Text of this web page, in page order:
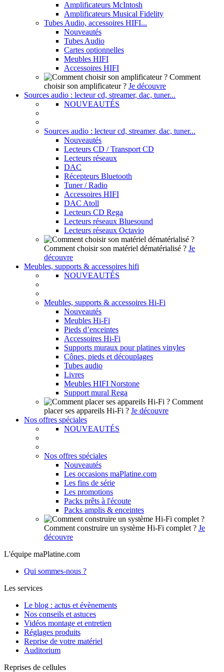
Amplificateurs McIntosh
Amplificateurs Musical Fidelity
Tubes Audio, accessoires HIFI...
Nouveautés
Tubes Audio
Cartes optionnelles
Meubles HIFI
Accessoires HIFI
Comment
choisir son amplificateur ? Je découvre
Sources audio : lecteur cd, streamer, dac, tuner...
NOUVEAUTÉS
Sources audio : lecteur cd, streamer, dac, tuner...
Nouveautés
Lecteurs CD / Transport CD
Lecteurs réseaux
DAC
Récepteurs Bluetooth
Tuner / Radio
Accessoires HIFI
DAC Atoll
Lecteurs CD Rega
Lecteurs réseaux Bluesound
Lecteurs réseaux Octavio
Comment choisir son matériel dématérialisé ? Je
découvre
Meubles, supports & accessoires hifi
NOUVEAUTÉS
Meubles, supports & accessoires Hi-Fi
Nouveautés
Meubles Hi-Fi
Pieds d’enceintes
Accessoires Hi-Fi
Supports muraux pour platines vinyles
Cônes, pieds et découplages
Tubes audio
Livres
Meubles HIFI Norstone
Support mural Rega
Comment
placer ses appareils Hi-Fi ? Je découvre
Nos offres spéciales
NOUVEAUTÉS
Nos offres spéciales
Nouveautés
Les occasions maPlatine.com
Les fins de série
Les promotions
Packs prêts à l'écoute
Packs amplis & enceintes
Comment construire un système Hi-Fi complet ? Je
découvre
L'équipe maPlatine.com
Qui sommes-nous ?
Les services
Le blog : actus et évènements
Nos conseils et astuces
Vidéos montage et entretien
Réglages produits
Reprise de votre matériel
Auditorium
Reprises de cellules